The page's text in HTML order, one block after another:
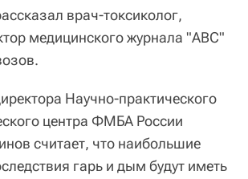
врач-токсиколог,
медицинского журнала "ABC"
Научно-практического
центра ФМБА России
считает, что наибольшие
гарь и дым будут иметь